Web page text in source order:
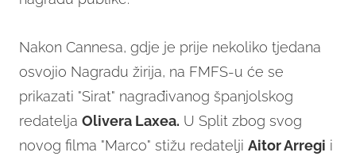
Nakon Cannesa, gdje je prije nekoliko tjedana
osvojio Nagradu žirija, na FMFS-u će se
prikazati "Sirat" nagrađivanog španjolskog
redatelja Olivera Laxea. U Split zbog svog
novog filma "Marco" stižu redatelji Aitor Arregi i